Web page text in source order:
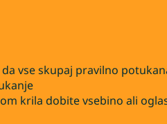
vse skupaj pravilno
krila dobite vsebino ali